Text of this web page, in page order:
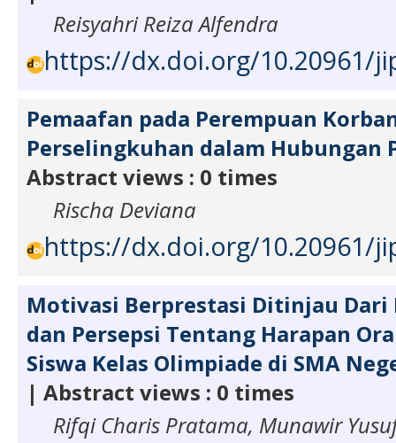
Reisyahri Reiza Alfendra
https://dx.doi.org/10.20961/
Pemaafan pada Perempuan
Perselingkuhan dalam Hubungan
Abstract views : 0 times
Rischa Deviana
https://dx.doi.org/10.20961/
Motivasi Berprestasi Ditinjau Dari
dan Persepsi Tentang Harapan
Siswa Kelas Olimpiade di SMA
| Abstract views : 0 times
Rifqi Charis Pratama, Munawir